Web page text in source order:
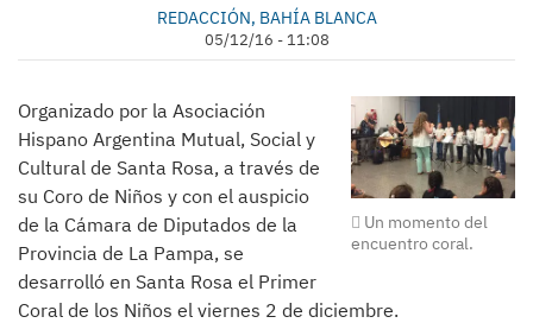
REDACCIÓN, BAHÍA BLANCA
05/12/16 - 11:08
Un momento del
encuentro coral.
Organizado por la Asociación
Hispano Argentina Mutual, Social y
Cultural de Santa Rosa, a través de
su Coro de Niños y con el auspicio
de la Cámara de Diputados de la
Provincia de La Pampa, se
desarrolló en Santa Rosa el Primer
Coral de los Niños el viernes 2 de diciembre.